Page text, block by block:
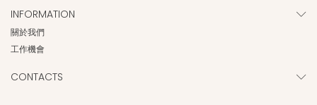
INFORMATION
關於我們
工作機會
CONTACTS